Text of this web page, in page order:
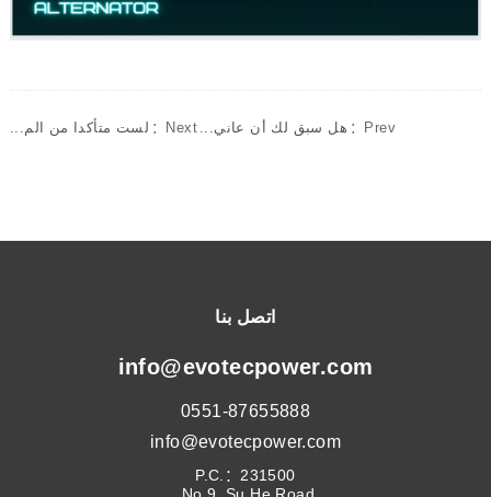
Next： لست متأكدا من الم... Prev： هل سبق لك أن عاني...
اتصل بنا
info@evotecpower.com
0551-87655888
info@evotecpower.com
P.C.：231500